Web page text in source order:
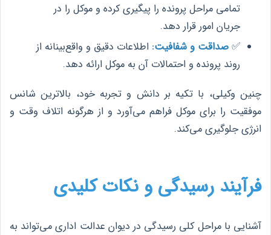
تمامی مراحل پرونده را پیگیری کرده و موکل را در
جریان امور قرار دهد.
✅صداقت و شفافیت: اطلاعات دقیق و واقع‌بینانه از
روند پرونده و احتمالات آن به موکل ارائه دهد.
چنین وکیلی، با تکیه بر دانش و تجربه خود، بالاترین شانس
موفقیت را برای موکل فراهم می‌آورد و از هرگونه اتلاف وقت و
انرژی جلوگیری می‌کند.
فرآیند رسیدگی و نکات کلیدی
آشنایی با مراحل کلی رسیدگی در دیوان عدالت اداری می‌تواند به